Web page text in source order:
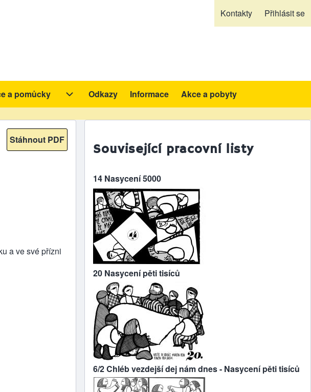
Kontakty Přihlásit se
navigation
a pomůcky
Publikace a pomůcky sub-navigation
Odkazy Informace Akce a pobyty
Stáhnout PDF
a ve své přízni
Související pracovní listy
14 Nasycení 5000
20 Nasycení pěti tisíců
6/2 Chléb vezdejší dej nám dnes - Nasycení pěti tisíců